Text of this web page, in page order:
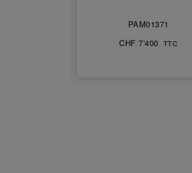
PAM01371
CHF 7'400 TTC